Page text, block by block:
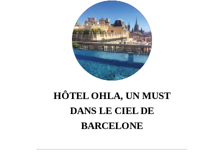
HÔTEL OHLA, UN MUST
DANS LE CIEL DE
BARCELONE